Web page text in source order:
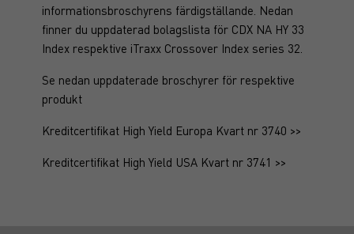
informationsbroschyrens färdigställande. Nedan
finner du uppdaterad bolagslista för CDX NA HY 33
Index respektive iTraxx Crossover Index series 32.
Se nedan uppdaterade broschyrer för respektive
produkt
Kreditcertifikat High Yield Europa Kvart nr 3740 >>
Kreditcertifikat High Yield USA Kvart nr 3741 >>